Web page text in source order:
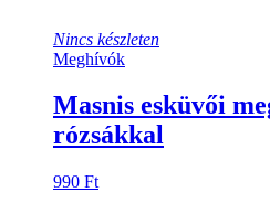
Nincs készleten
Meghívók
Masnis esküvői
rózsákkal
990 Ft